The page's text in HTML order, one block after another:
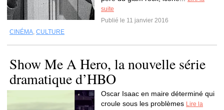
suite
Publié le 11 janvier 2016
CINÉMA, CULTURE
Show Me A Hero, la nouvelle série
dramatique d’HBO
Oscar Isaac en maire déterminé qui
croule sous les problèmes Lire la